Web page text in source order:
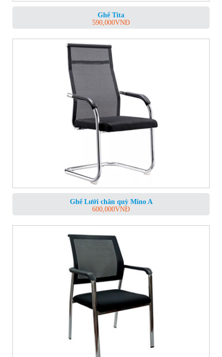
Ghế Tita
590,000VNĐ
Ghế Lưới chân quỳ Mino A
600,000VNĐ